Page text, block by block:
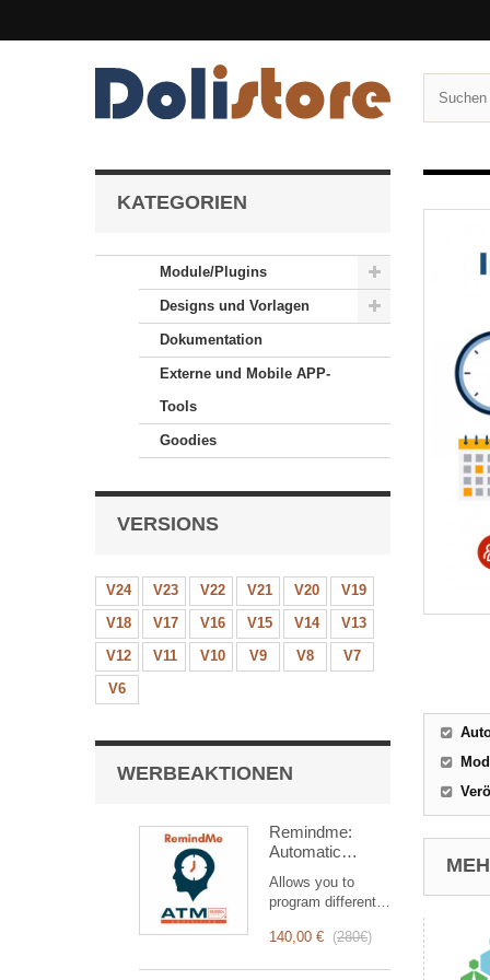
KATEGORIEN
Module/Plugins
Designs und Vorlagen
Dokumentation
Externe und Mobile APP-
Tools
Goodies
VERSIONS
V24 V23 V22 V21 V20
V19
V18
V17 V16 V15 V14
V13
V12
V11 V10 V9 V8
V7
V6
WERBEAKTIONEN
Remindme:
Automatic
event,
notification)
Allows you to
program different
based on a trigger.
140,00 € (280€)